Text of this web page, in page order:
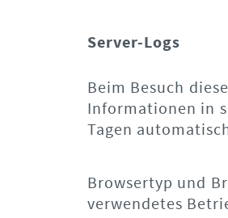
Server-Logs
Beim Besuch
Informationen in
Tagen
Browsertyp und
verwendetes